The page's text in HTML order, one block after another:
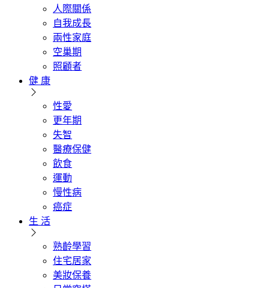
人際關係
自我成長
兩性家庭
空巢期
照顧者
健 康
性愛
更年期
失智
醫療保健
飲食
運動
慢性病
癌症
生 活
熟齡學習
住宅居家
美妝保養